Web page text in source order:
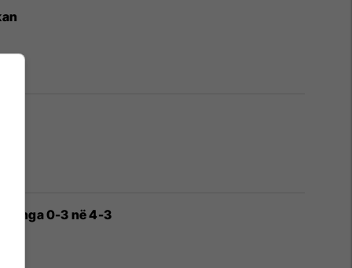
nga 0-3 në 4-3